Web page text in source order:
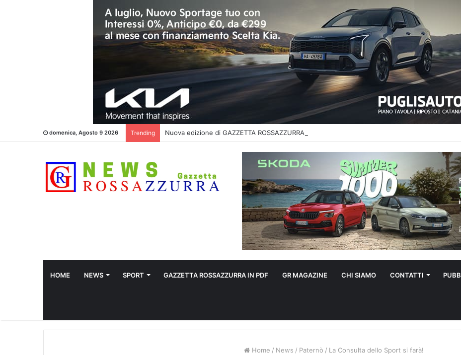
domenica, Agosto 9 2026 Trending Nuova edizione di GAZZETTA ROSSAZZURRA
HOME NEWS SPORT GAZZETTA ROSSAZZURRA IN PDF GR MAGAZINE CHI SIAMO CONTATTI
Home / News / Paternò / La Consulta dello Sport si farà!